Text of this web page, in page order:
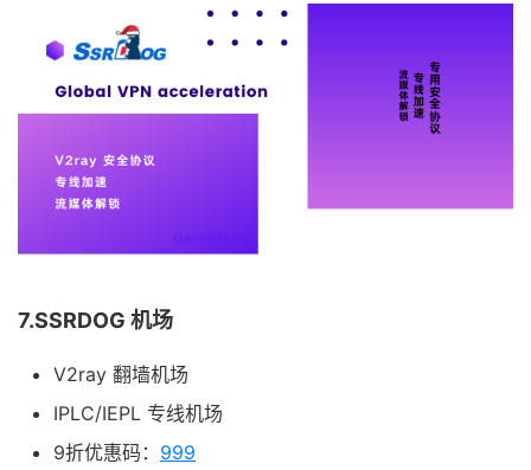
7.SSRDOG 机场
V2ray 翻墙机场
IPLC/IEPL 专线机场
9折优惠码： 999